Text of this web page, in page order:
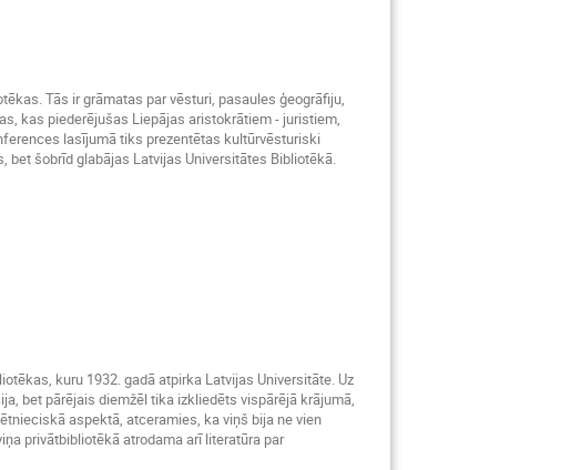
Tās ir grāmatas par vēsturi, pasaules ģeogrāfiju,
kas piederējušas Liepājas aristokrātiem - juristiem,
lasījumā tiks prezentētas kultūrvēsturiski
šobrīd glabājas Latvijas Universitātes Bibliotēkā.
kuru 1932. gadā atpirka Latvijas Universitāte. Uz
bet pārējais diemžēl tika izkliedēts vispārējā krājumā,
aspektā, atceramies, ka viņš bija ne vien
privātbibliotēkā atrodama arī literatūra par